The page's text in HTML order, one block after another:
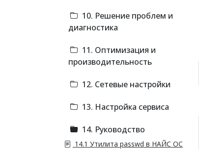
10. Решение проблем и
диагностика
11. Оптимизация и
производительность
12. Сетевые настройки
13. Настройка сервиса
14. Руководство
14.1 Утилита passwd в НАЙС ОС